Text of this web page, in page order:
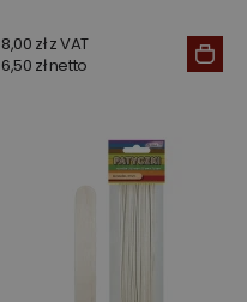
8,00 zł z VAT
6,50 zł netto